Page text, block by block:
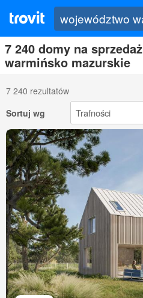
7 240 domy na
warmińsko mazurskie
7 240 rezultatów
Sortuj wg